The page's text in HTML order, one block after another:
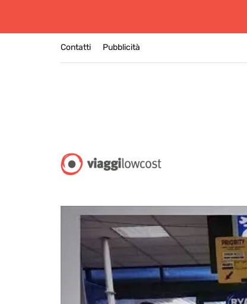
Contatti Pubblicità